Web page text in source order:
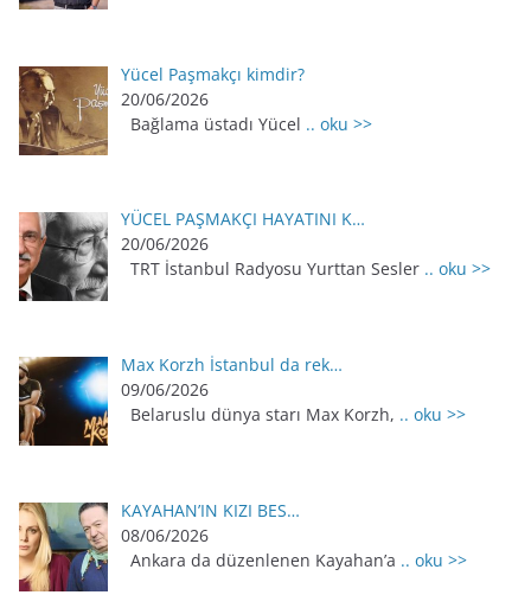
Yücel Paşmakçı kimdir?
20/06/2026
Bağlama üstadı Yücel .. oku >>
YÜCEL PAŞMAKÇI HAYATINI K…
20/06/2026
TRT İstanbul Radyosu Yurttan Sesler .. oku >>
Max Korzh İstanbul da rek…
09/06/2026
Belaruslu dünya starı Max Korzh, .. oku >>
KAYAHAN’IN KIZI BES…
08/06/2026
Ankara da düzenlenen Kayahan’a .. oku >>